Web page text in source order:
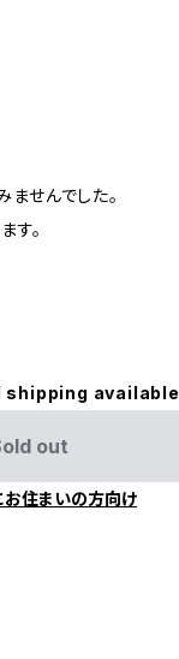
せんでした。
す。
available
out
お住まいの方向け